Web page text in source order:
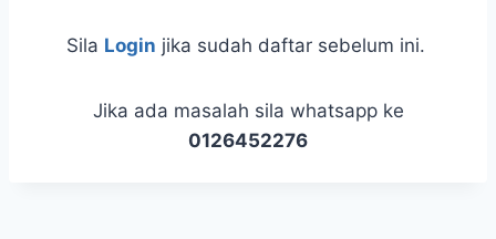
Sila Login jika sudah daftar sebelum ini.
Jika ada masalah sila whatsapp ke
0126452276